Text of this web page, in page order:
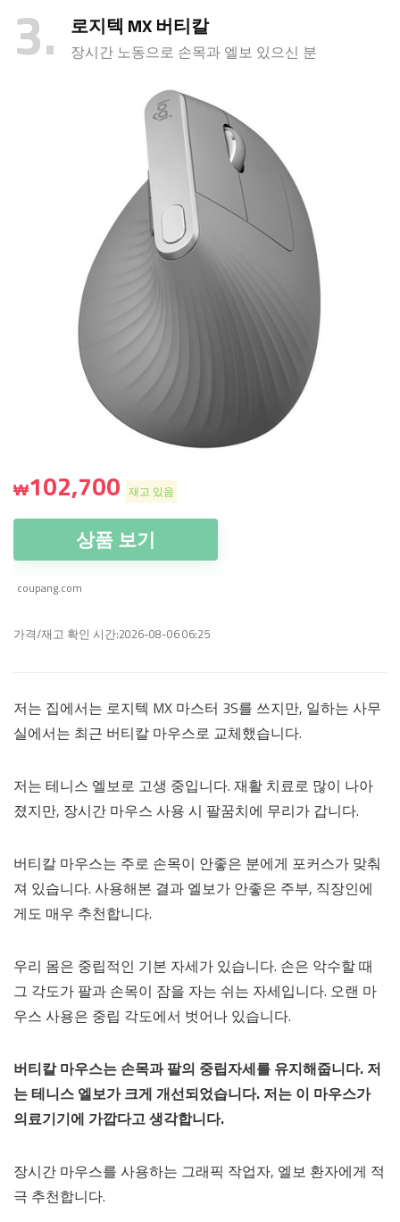
3 로지텍 MX 버티칼
장시간 노동으로 손목과 엘보 있으신 분
₩102,700 재고 있음
상품 보기
coupang.com
가격/재고 확인 시간:2026-08-06 06:25
저는 집에서는 로지텍 MX 마스터 3S를 쓰지만, 일하는 사무
실에서는 최근 버티칼 마우스로 교체했습니다.
저는 테니스 엘보로 고생 중입니다. 재활 치료로 많이 나아
졌지만, 장시간 마우스 사용 시 팔꿈치에 무리가 갑니다.
버티칼 마우스는 주로 손목이 안좋은 분에게 포커스가 맞춰
져 있습니다. 사용해본 결과 엘보가 안좋은 주부, 직장인에
게도 매우 추천합니다.
우리 몸은 중립적인 기본 자세가 있습니다. 손은 악수할 때
그 각도가 팔과 손목이 잠을 자는 쉬는 자세입니다. 오랜 마
우스 사용은 중립 각도에서 벗어나 있습니다.
버티칼 마우스는 손목과 팔의 중립자세를 유지해줍니다. 저
는 테니스 엘보가 크게 개선되었습니다. 저는 이 마우스가
의료기기에 가깝다고 생각합니다.
장시간 마우스를 사용하는 그래픽 작업자, 엘보 환자에게 적
극 추천합니다.